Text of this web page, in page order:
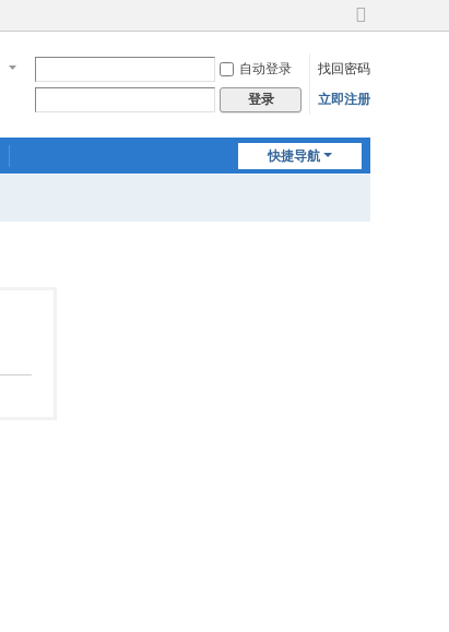
切
到
宽
自动登录
找回密码
登录 立即注册
快捷导航